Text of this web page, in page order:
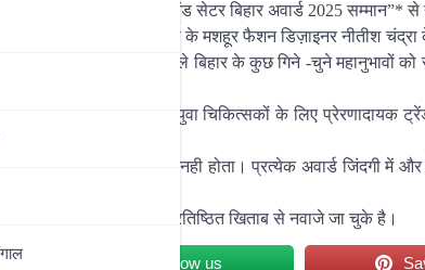
डॉ उमेश कुमार को *”ट्रेंड सेटर बिहार अवार्ड 2025 सम्मान”* से
इंडिया के निदेशक सह इंडिया के मशहूर फैशन डिज़ाइनर नीतीश चंद्रा
हुए नया ट्रेंड सेट करने वाले बिहार के कुछ गिने -चुने महानुभावों को
महत्वपूर्ण कार्य करके युवा चिकित्सकों के लिए प्रेरणादायक
भी सम्मान छोटा या बड़ा नही होता। प्रत्येक अवार्ड जिंदगी में
ऑफ बिहार समेत कई प्रतिष्ठित खिताब से नवाजे जा चुके है।
Follow us